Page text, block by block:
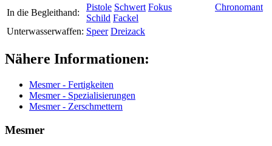
In die Begleithand:
Pistole Schwert Fokus
Schild Fackel
Chronomant
Unterwasserwaffen: Speer Dreizack
Nähere Informationen:
Mesmer - Fertigkeiten
Mesmer - Spezialisierungen
Mesmer - Zerschmettern
Mesmer